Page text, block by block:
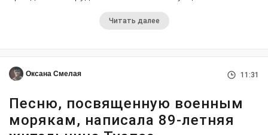
Читать далее
Оксана Смелая 11:31
Песню, посвященную военным
морякам, написала 89-летняя